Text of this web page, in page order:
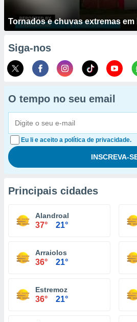
Tornados e chuvas extremas em
Siga-nos
O tempo no seu email
Eu li e aceito a política de privacidade.
Principais cidades
Alandroal
37° 21°
Arraiolos
36° 21°
Estremoz
36° 21°